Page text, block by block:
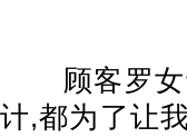
顾客罗女士
计,都为了让